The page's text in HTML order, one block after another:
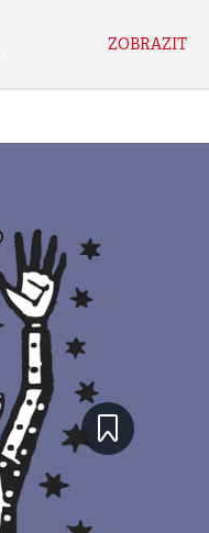
ZOBRAZIT